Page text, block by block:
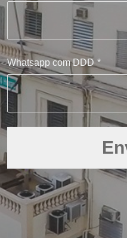
Whatsapp com DDD *